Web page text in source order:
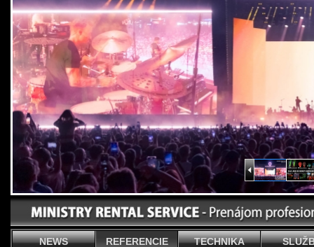
NEWS REFERENCIE TECHNIKA